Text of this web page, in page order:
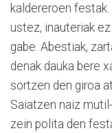
kaldereroen
ustez, inauteriak
gabe. Abestiak,
denak dauka bere
sortzen den giroa
Saiatzen naiz
zein polita den